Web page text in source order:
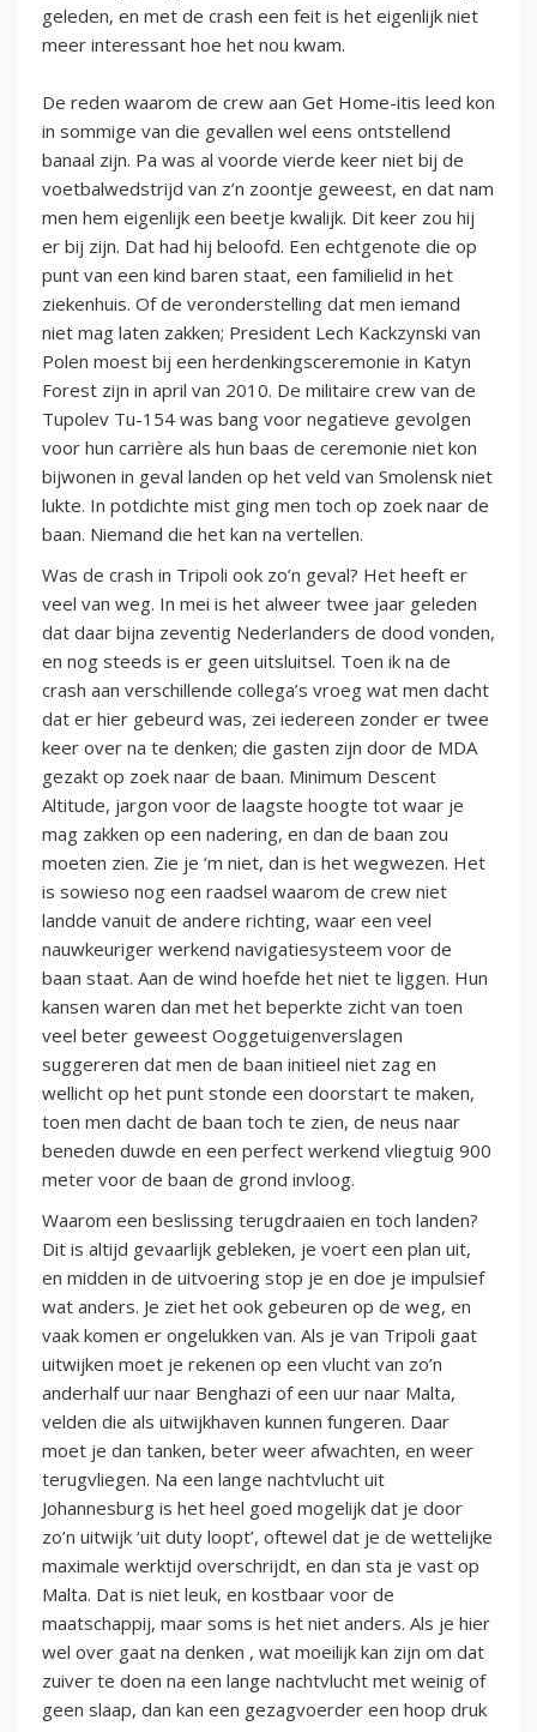
geleden, en met de crash een feit is het eigenlijk niet
meer interessant hoe het nou kwam.
De reden waarom de crew aan Get Home-itis leed kon
in sommige van die gevallen wel eens ontstellend
banaal zijn. Pa was al voorde vierde keer niet bij de
voetbalwedstrijd van z’n zoontje geweest, en dat nam
men hem eigenlijk een beetje kwalijk. Dit keer zou hij
er bij zijn. Dat had hij beloofd. Een echtgenote die op
punt van een kind baren staat, een familielid in het
ziekenhuis. Of de veronderstelling dat men iemand
niet mag laten zakken; President Lech Kackzynski van
Polen moest bij een herdenkingsceremonie in Katyn
Forest zijn in april van 2010. De militaire crew van de
Tupolev Tu-154 was bang voor negatieve gevolgen
voor hun carrière als hun baas de ceremonie niet kon
bijwonen in geval landen op het veld van Smolensk niet
lukte. In potdichte mist ging men toch op zoek naar de
baan. Niemand die het kan na vertellen.
Was de crash in Tripoli ook zo’n geval? Het heeft er
veel van weg. In mei is het alweer twee jaar geleden
dat daar bijna zeventig Nederlanders de dood vonden,
en nog steeds is er geen uitsluitsel. Toen ik na de
crash aan verschillende collega’s vroeg wat men dacht
dat er hier gebeurd was, zei iedereen zonder er twee
keer over na te denken; die gasten zijn door de MDA
gezakt op zoek naar de baan. Minimum Descent
Altitude, jargon voor de laagste hoogte tot waar je
mag zakken op een nadering, en dan de baan zou
moeten zien. Zie je ‘m niet, dan is het wegwezen. Het
is sowieso nog een raadsel waarom de crew niet
landde vanuit de andere richting, waar een veel
nauwkeuriger werkend navigatiesysteem voor de
baan staat. Aan de wind hoefde het niet te liggen. Hun
kansen waren dan met het beperkte zicht van toen
veel beter geweest Ooggetuigenverslagen
suggereren dat men de baan initieel niet zag en
wellicht op het punt stonde een doorstart te maken,
toen men dacht de baan toch te zien, de neus naar
beneden duwde en een perfect werkend vliegtuig 900
meter voor de baan de grond invloog.
Waarom een beslissing terugdraaien en toch landen?
Dit is altijd gevaarlijk gebleken, je voert een plan uit,
en midden in de uitvoering stop je en doe je impulsief
wat anders. Je ziet het ook gebeuren op de weg, en
vaak komen er ongelukken van. Als je van Tripoli gaat
uitwijken moet je rekenen op een vlucht van zo’n
anderhalf uur naar Benghazi of een uur naar Malta,
velden die als uitwijkhaven kunnen fungeren. Daar
moet je dan tanken, beter weer afwachten, en weer
terugvliegen. Na een lange nachtvlucht uit
Johannesburg is het heel goed mogelijk dat je door
zo’n uitwijk ‘uit duty loopt’, oftewel dat je de wettelijke
maximale werktijd overschrijdt, en dan sta je vast op
Malta. Dat is niet leuk, en kostbaar voor de
maatschappij, maar soms is het niet anders. Als je hier
wel over gaat na denken , wat moeilijk kan zijn om dat
zuiver te doen na een lange nachtvlucht met weinig of
geen slaap, dan kan een gezagvoerder een hoop druk